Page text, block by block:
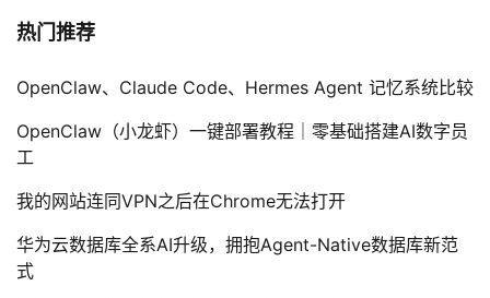
热门推荐
OpenClaw、Claude Code、Hermes Agent 记忆系统比较
OpenClaw（小龙虾）一键部署教程｜零基础搭建AI数字员
工
我的网站连同VPN之后在Chrome无法打开
华为云数据库全系AI升级，拥抱Agent-Native数据库新范
式